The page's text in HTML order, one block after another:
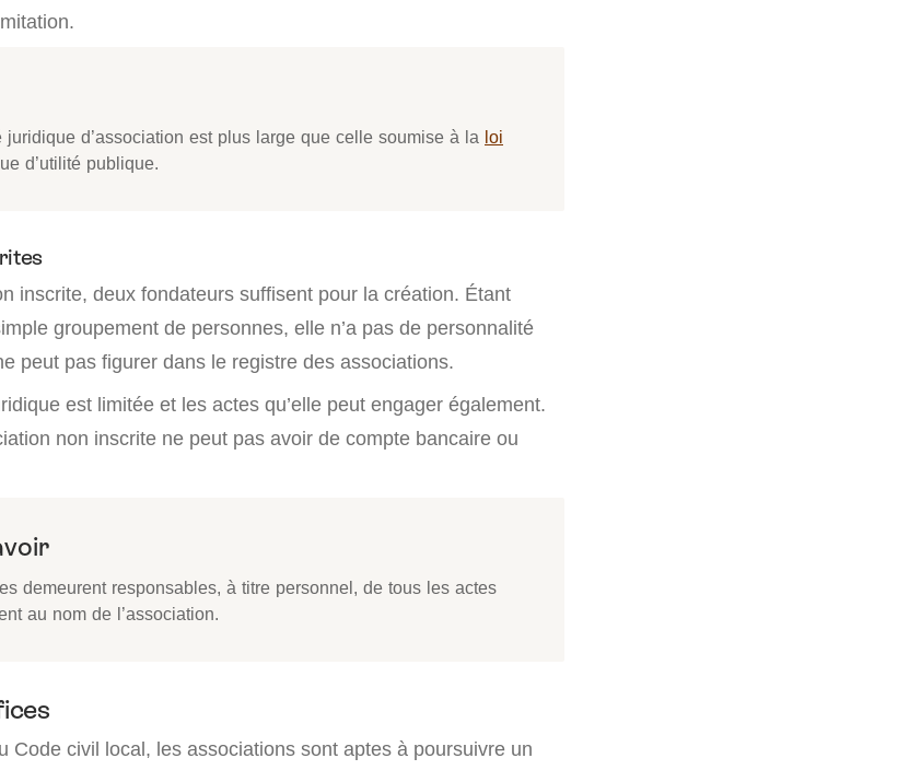
juridique d’association est plus large que celle soumise à la loi
d’utilité publique.
inscrite, deux fondateurs suffisent pour la création. Étant
groupement de personnes, elle n’a pas de personnalité
peut pas figurer dans le registre des associations.
est limitée et les actes qu’elle peut engager également.
non inscrite ne peut pas avoir de compte bancaire ou
demeurent responsables, à titre personnel, de tous les actes
au nom de l’association.
Code civil local, les associations sont aptes à poursuivre un